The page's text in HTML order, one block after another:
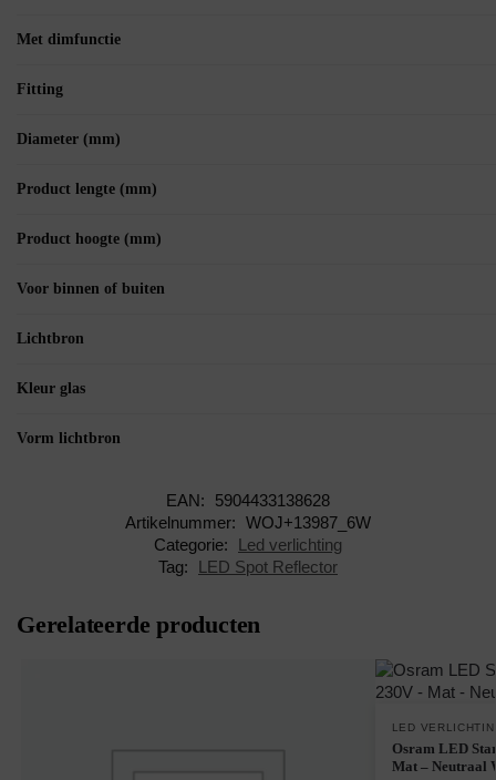
Met dimfunctie
Fitting
Diameter (mm)
Product lengte (mm)
Product hoogte (mm)
Voor binnen of buiten
Lichtbron
Kleur glas
Vorm lichtbron
EAN:
5904433138628
Artikelnummer: WOJ+13987_6W
Categorie:
Led verlichting
Tag:
LED Spot Reflector
Gerelateerde producten
LED
Osram LED
Mat – Neutraal